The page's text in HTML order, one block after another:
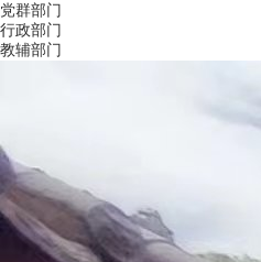
党群部门
行政部门
教辅部门